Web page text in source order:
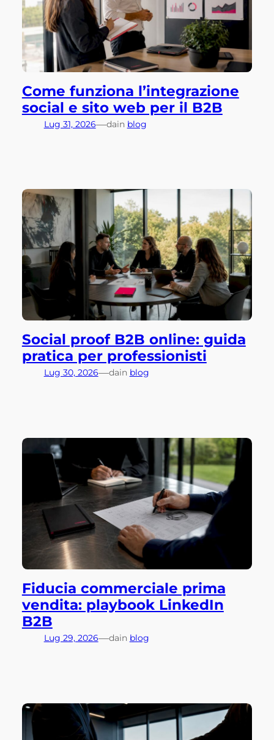
Come funziona l’integrazione
social e sito web per il B2B
Lug 31, 2026—dain blog
Social proof B2B online: guida
pratica per professionisti
Lug 30, 2026—dain blog
Fiducia commerciale prima
vendita: playbook LinkedIn
B2B
Lug 29, 2026—dain blog